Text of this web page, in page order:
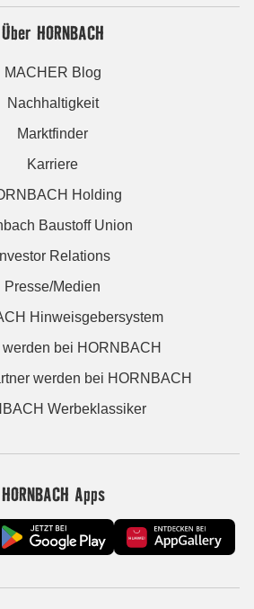
Über HORNBACH
MACHER Blog
Nachhaltigkeit
Marktfinder
Karriere
Holding
Baustoff Union
Investor Relations
Presse/Medien
Hinweisgebersystem
werden bei HORNBACH
werden bei HORNBACH
Werbeklassiker
HORNBACH Apps